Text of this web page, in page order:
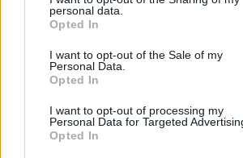
grant or deny consent to Google and its
use your data for below specified
consent section.
personal data.
Opted In
I want to opt-out of the Sale of my
Personal Data.
Opted In
I want to opt-out of processing my
Personal Data for Targeted
Opted In
A lakosságra is
Itt az ÉVOSZ
az energiakrízis